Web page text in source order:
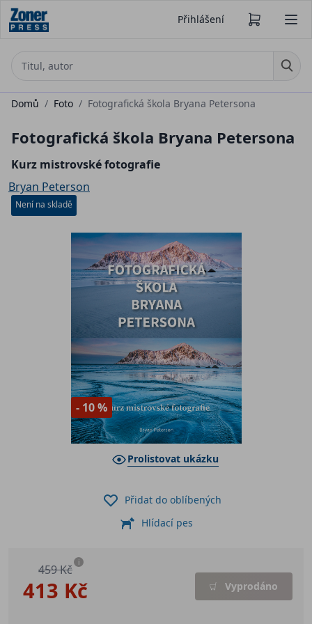
Přihlášení
Domů / Foto / Fotografická škola Bryana Petersona
Fotografická škola Bryana Petersona
Kurz mistrovské fotografie
Bryan Peterson
Není na skladě
- 10 %
Prolistovat ukázku
413 Kč
459 Kč i
Vyprodáno
Přidat do oblíbených
Hlídací pes